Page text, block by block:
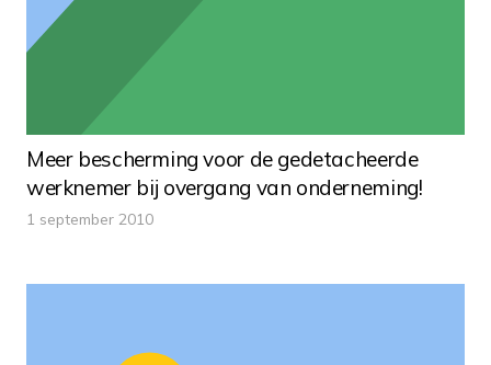
Meer bescherming voor de gedetacheerde
werknemer bij overgang van onderneming!
1 september 2010